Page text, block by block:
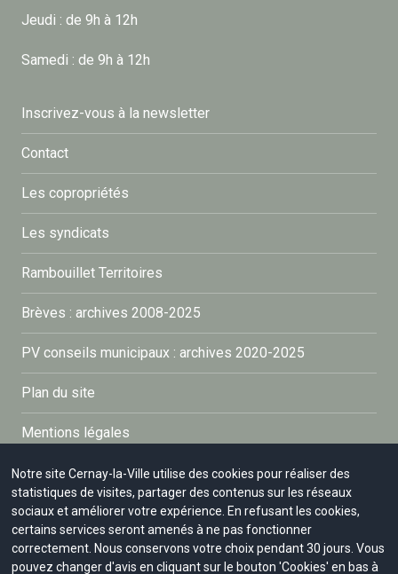
Jeudi : de 9h à 12h
Samedi : de 9h à 12h
Inscrivez-vous à la newsletter
Contact
Les copropriétés
Les syndicats
Rambouillet Territoires
Brèves : archives 2008-2025
PV conseils municipaux : archives 2020-2025
Plan du site
Mentions légales
Politique de confidentialité
Connexion
Accessibilité : partiellement conforme à 99%
Notre site Cernay-la-Ville utilise des cookies pour réaliser des
statistiques de visites, partager des contenus sur les réseaux
sociaux et améliorer votre expérience. En refusant les cookies,
certains services seront amenés à ne pas fonctionner
correctement. Nous conservons votre choix pendant 30 jours. Vous
pouvez changer d'avis en cliquant sur le bouton 'Cookies' en bas à